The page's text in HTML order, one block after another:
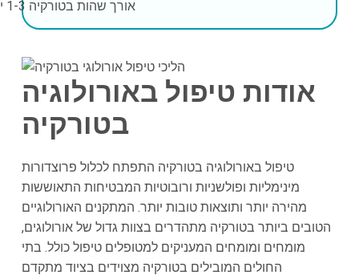
אורך שהות בטורקיה 1-3 ימים
אודות טיפול באורולוגיה
בטורקיה
טיפול באורולוגיה בטורקיה התפתח לכלול פרוצדורות
מינימליות ופולשניות ורובוטיות המבטיחות התאוששות
מהירה יותר ותוצאות טובות יותר. המתקנים האורולוגיים
הטובים ביותר בטורקיה מתהדרים בצוות גדול של אורולוגים,
מומחים ומומחים המעניקים למטופלים טיפול כולל. בתי
החולים המובילים בטורקיה מצוידים בציוד מתקדם